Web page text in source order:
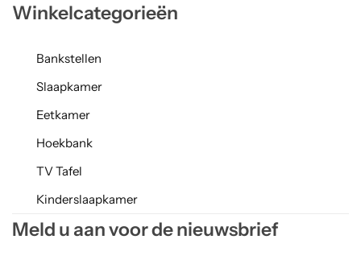
Winkelcategorieën
Bankstellen
Slaapkamer
Eetkamer
Hoekbank
TV Tafel
Kinderslaapkamer
Meld u aan voor de nieuwsbrief